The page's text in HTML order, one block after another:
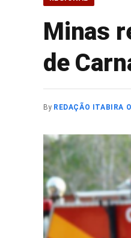
Minas
de
By REDAÇÃO ITABIRA